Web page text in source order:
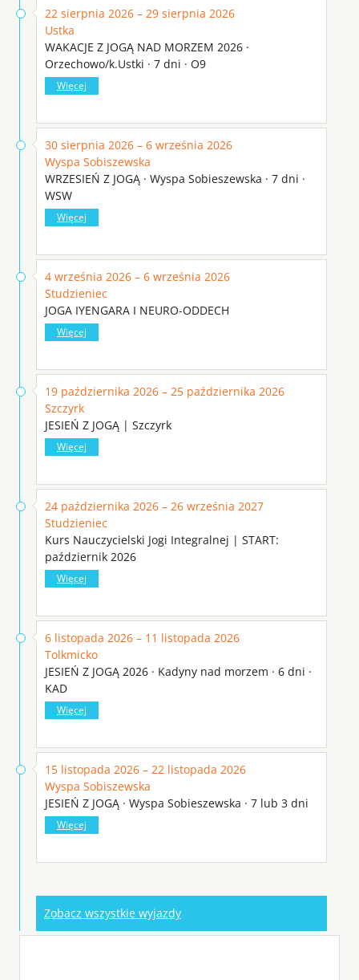
22 sierpnia 2026 – 29 sierpnia 2026
Ustka
WAKACJE Z JOGĄ NAD MORZEM 2026 ·
Orzechowo/k.Ustki · 7 dni · O9
Więcej
30 sierpnia 2026 – 6 września 2026
Wyspa Sobiszewska
WRZESIEŃ Z JOGĄ · Wyspa Sobieszewska · 7 dni ·
WSW
Więcej
4 września 2026 – 6 września 2026
Studzieniec
JOGA IYENGARA I NEURO-ODDECH
Więcej
19 października 2026 – 25 października 2026
Szczyrk
JESIEŃ Z JOGĄ | Szczyrk
Więcej
24 października 2026 – 26 września 2027
Studzieniec
Kurs Nauczycielski Jogi Integralnej | START:
październik 2026
Więcej
6 listopada 2026 – 11 listopada 2026
Tolkmicko
JESIEŃ Z JOGĄ 2026 · Kadyny nad morzem · 6 dni ·
KAD
Więcej
15 listopada 2026 – 22 listopada 2026
Wyspa Sobiszewska
JESIEŃ Z JOGĄ · Wyspa Sobieszewska · 7 lub 3 dni
Więcej
Zobacz wszystkie wyjazdy